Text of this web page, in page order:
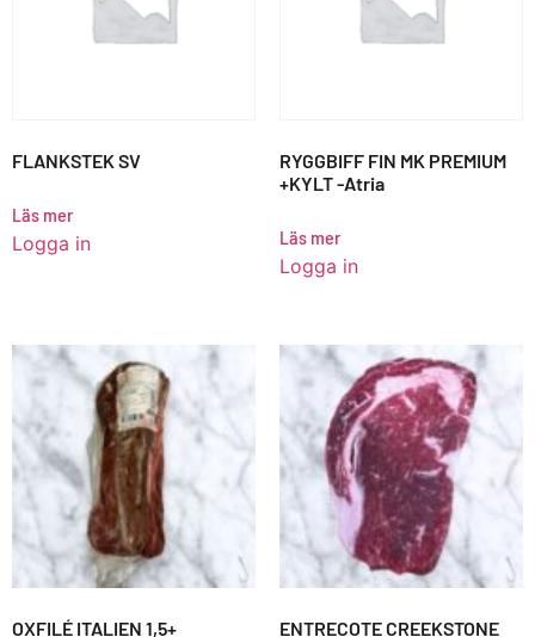
FLANKSTEK SV
Läs mer
Logga in
RYGGBIFF FIN MK PREMIUM
+KYLT -Atria
Läs mer
Logga in
OXFILÉ ITALIEN 1,5+ ENTRECOTE CREEKSTONE